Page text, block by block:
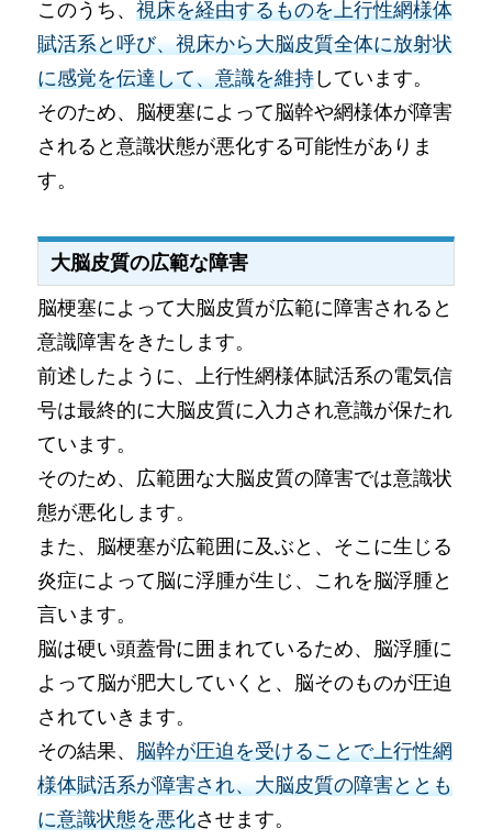
このうち、視床を経由するものを上行性網様体
賦活系と呼び、視床から大脳皮質全体に放射状
に感覚を伝達して、意識を維持 しています。
そのため、脳梗塞によって脳幹や網様体が障害
されると意識状態が悪化する可能性がありま
す。
大脳皮質の広範な障害
脳梗塞によって大脳皮質が広範に障害されると
意識障害をきたします。
前述したように、上行性網様体賦活系の電気信
号は最終的に大脳皮質に入力され意識が保たれ
ています。
そのため、広範囲な大脳皮質の障害では意識状
態が悪化します。
また、脳梗塞が広範囲に及ぶと、そこに生じる
炎症によって脳に浮腫が生じ、これを脳浮腫と
言います。
脳は硬い頭蓋骨に囲まれているため、脳浮腫に
よって脳が肥大していくと、脳そのものが圧迫
されていきます。
その結果、脳幹が圧迫を受けることで上行性網
様体賦活系が障害され、大脳皮質の障害ととも
に意識状態を悪化させます。